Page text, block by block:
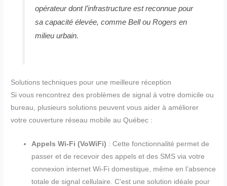
opérateur dont l’infrastructure est reconnue pour
sa capacité élevée, comme Bell ou Rogers en
milieu urbain.
Solutions techniques pour une meilleure réception
Si vous rencontrez des problèmes de signal à votre domicile ou
bureau, plusieurs solutions peuvent vous aider à améliorer
votre couverture réseau mobile au Québec :
Appels Wi-Fi (VoWiFi) : Cette fonctionnalité permet de
passer et de recevoir des appels et des SMS via votre
connexion internet Wi-Fi domestique, même en l’absence
totale de signal cellulaire. C’est une solution idéale pour